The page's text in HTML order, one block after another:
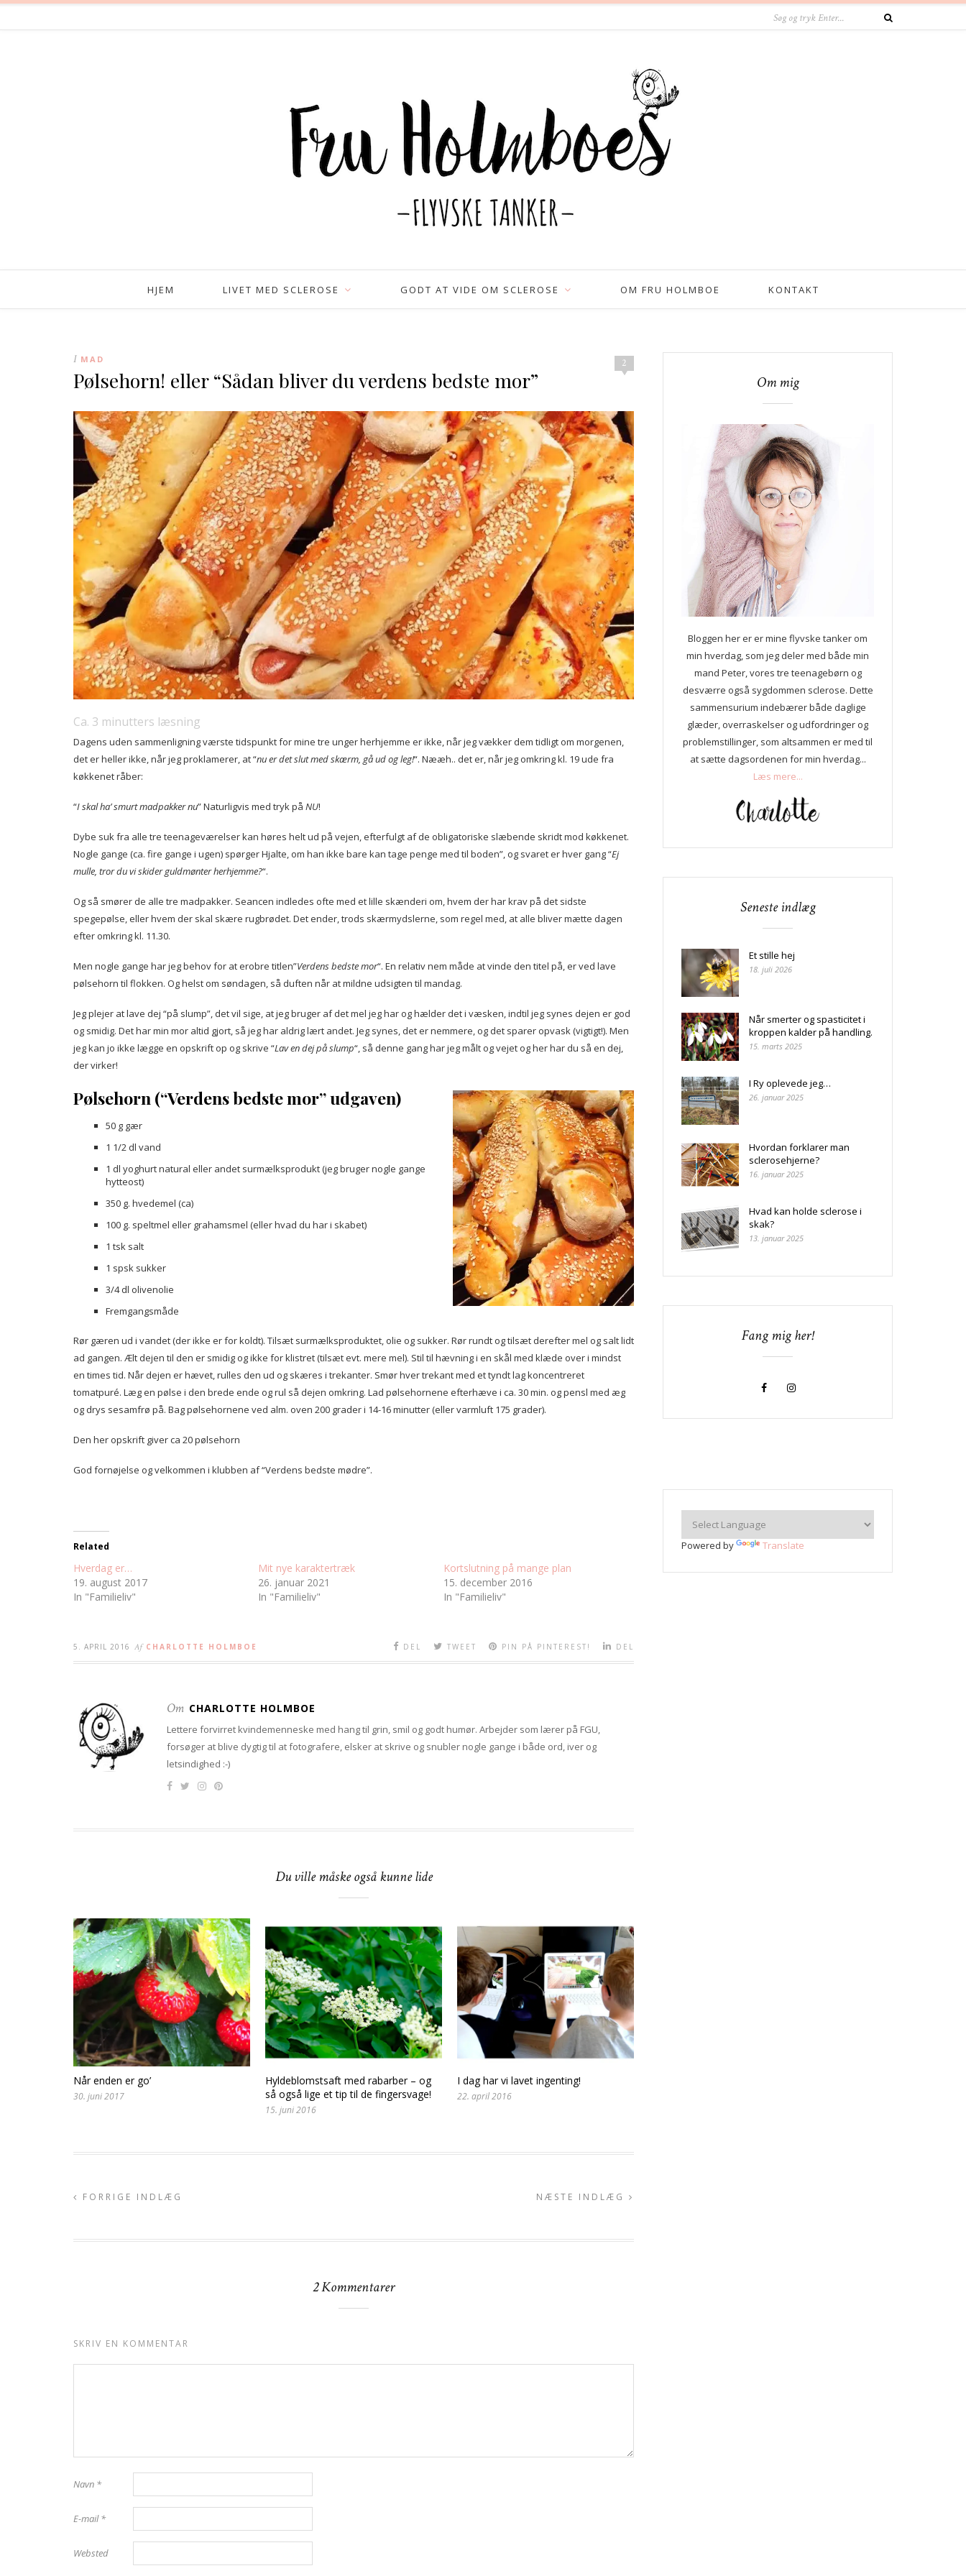
HJEM LIVET MED SCLEROSE GODT AT VIDE OM SCLEROSE OM FRU HOLMBOE KONTAKT
2
I MAD
Pølsehorn! eller “Sådan bliver du verdens bedste mor”
Ca. 3 minutters læsning
Dagens uden sammenligning værste tidspunkt for mine tre unger herhjemme er ikke, når jeg vækker dem tidligt om morgenen,
det er heller ikke, når jeg proklamerer, at “nu er det slut med skærm, gå ud og leg!“. Nææh.. det er, når jeg omkring kl. 19 ude fra
køkkenet råber:
“I skal ha’ smurt madpakker nu” Naturligvis med tryk på NU!
Dybe suk fra alle tre teenageværelser kan høres helt ud på vejen, efterfulgt af de obligatoriske slæbende skridt mod køkkenet.
Nogle gange (ca. fire gange i ugen) spørger Hjalte, om han ikke bare kan tage penge med til boden”, og svaret er hver gang “Ej
mulle, tror du vi skider guldmønter herhjemme?“.
Og så smører de alle tre madpakker. Seancen indledes ofte med et lille skænderi om, hvem der har krav på det sidste
spegepølse, eller hvem der skal skære rugbrødet. Det ender, trods skærmydslerne, som regel med, at alle bliver mætte dagen
efter omkring kl. 11.30.
Men nogle gange har jeg behov for at erobre titlen”Verdens bedste mor“. En relativ nem måde at vinde den titel på, er ved lave
pølsehorn til flokken. Og helst om søndagen, så duften når at mildne udsigten til mandag.
Jeg plejer at lave dej “på slump”, det vil sige, at jeg bruger af det mel jeg har og hælder det i væsken, indtil jeg synes dejen er god
og smidig. Det har min mor altid gjort, så jeg har aldrig lært andet. Jeg synes, det er nemmere, og det sparer opvask (vigtigt!). Men
jeg kan jo ikke lægge en opskrift op og skrive “Lav en dej på slump“, så denne gang har jeg målt og vejet og her har du så en dej,
der virker!
Pølsehorn (“Verdens bedste mor” udgaven)
50 g gær
1 1/2 dl vand
1 dl yoghurt natural eller andet surmælksprodukt (jeg bruger nogle gange
hytteost)
350 g. hvedemel (ca)
100 g. speltmel eller grahamsmel (eller hvad du har i skabet)
1 tsk salt
1 spsk sukker
3/4 dl olivenolie
Fremgangsmåde
Rør gæren ud i vandet (der ikke er for koldt). Tilsæt surmælksproduktet, olie og sukker. Rør rundt og tilsæt derefter mel og salt lidt
ad gangen. Ælt dejen til den er smidig og ikke for klistret (tilsæt evt. mere mel). Stil til hævning i en skål med klæde over i mindst
en times tid. Når dejen er hævet, rulles den ud og skæres i trekanter. Smør hver trekant med et tyndt lag koncentreret
tomatpuré. Læg en pølse i den brede ende og rul så dejen omkring. Lad pølsehornene efterhæve i ca. 30 min. og pensl med æg
og drys sesamfrø på. Bag pølsehornene ved alm. oven 200 grader i 14-16 minutter (eller varmluft 175 grader).
Den her opskrift giver ca 20 pølsehorn
God fornøjelse og velkommen i klubben af “Verdens bedste mødre”.
Related
Hverdag er…
19. august 2017
In "Familieliv"
Mit nye karaktertræk
26. januar 2021
In "Familieliv"
Kortslutning på mange plan
15. december 2016
In "Familieliv"
5. APRIL 2016 Af CHARLOTTE HOLMBOE DEL TWEET PIN PÅ PINTEREST! DEL
Om CHARLOTTE HOLMBOE
Lettere forvirret kvindemenneske med hang til grin, smil og godt humør. Arbejder som lærer på FGU,
forsøger at blive dygtig til at fotografere, elsker at skrive og snubler nogle gange i både ord, iver og
letsindighed :-)
Du ville måske også kunne lide
Når enden er go’
30. juni 2017
Hyldeblomstsaft med rabarber – og
så også lige et tip til de fingersvage!
15. juni 2016
I dag har vi lavet ingenting!
22. april 2016
FORRIGE INDLÆG NÆSTE INDLÆG
2 Kommentarer
SKRIV EN KOMMENTAR
Navn *
E-mail*
Websted
Om mig
Bloggen her er er mine flyvske tanker om
min hverdag, som jeg deler med både min
mand Peter, vores tre teenagebørn og
desværre også sygdommen sclerose. Dette
sammensurium indebærer både daglige
glæder, overraskelser og udfordringer og
problemstillinger, som altsammen er med til
at sætte dagsordenen for min hverdag...
Læs mere...
Seneste indlæg
Et stille hej
18. juli 2026
Når smerter og spasticitet i
kroppen kalder på handling.
15. marts 2025
I Ry oplevede jeg…
26. januar 2025
Hvordan forklarer man
sclerosehjerne?
16. januar 2025
Hvad kan holde sclerose i
skak?
13. januar 2025
Fang mig her!
Powered by Translate